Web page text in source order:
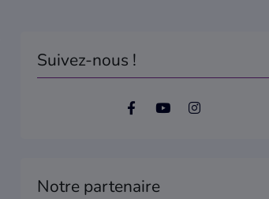
Suivez-nous !
Notre partenaire